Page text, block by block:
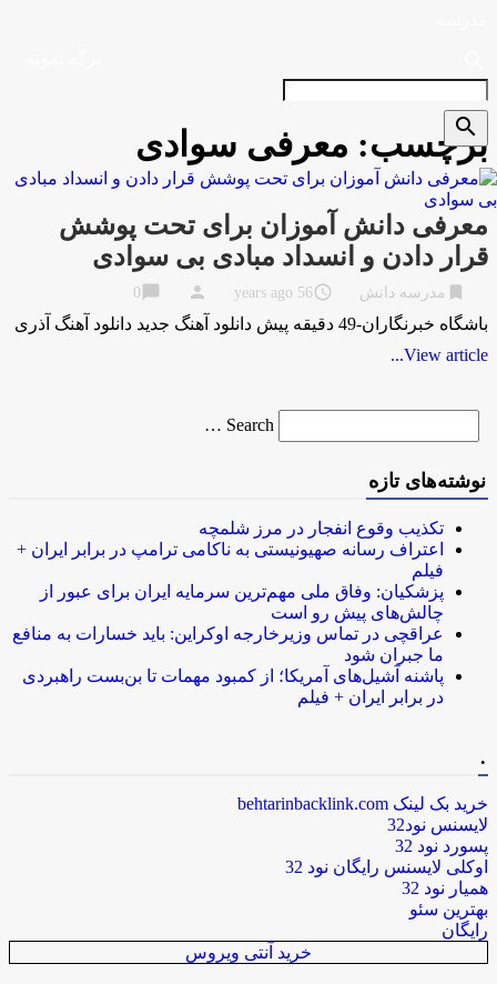
برچسب: معرفی سوادی
معرفی دانش آموزان برای تحت پوشش
قرار دادن و انسداد مبادی بی سوادی
مدرسه دانش access_time
56 years ago
person
chat_bubble
باشگاه خبرنگاران-49 دقیقه پیش دانلود آهنگ جدید دانلود آهنگ آذری
View article...
for
Search …
search
نوشته‌های تازه
تکذیب وقوع انفجار در مرز شلمچه
اعتراف رسانه صهیونیستی به ناکامی ترامپ در برابر ایران +
فیلم
پزشکیان: وفاق ملی مهم‌ترین سرمایه ایران برای عبور از
چالش‌های پیش رو است
عراقچی در تماس وزیرخارجه اوکراین: باید خسارات به منافع
ما جبران شود
پاشنه آشیل‌های آمریکا؛ از کمبود مهمات تا بن‌بست راهبردی
در برابر ایران + فیلم
خرید بک لینک behtarinbacklink.com
لایسنس نود32
پسورد نود 32
اوکلی لایسنس رایگان نود 32
همیار نود 32
بهترین سئو
رایگان
خرید آنتی ویروس